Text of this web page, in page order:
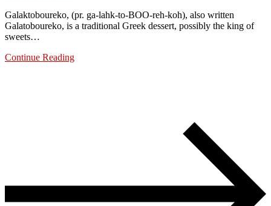
Galaktoboureko, (pr. ga-lahk-to-BOO-reh-koh), also written
Galatoboureko, is a traditional Greek dessert, possibly the king of
sweets…
Continue Reading